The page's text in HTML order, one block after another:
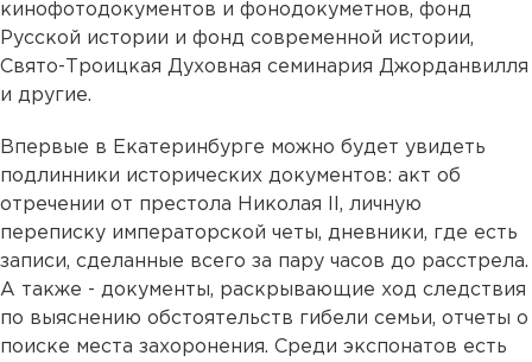
кинофотодокументов и фонодокуметнов, фонд
Русской истории и фонд современной истории,
Свято-Троицкая Духовная семинария Джорданвилля
и другие.
Впервые в Екатеринбурге можно будет увидеть
подлинники исторических документов: акт об
отречении от престола Николая II, личную
переписку императорской четы, дневники, где есть
записи, сделанные всего за пару часов до расстрела.
А также - документы, раскрывающие ход следствия
по выяснению обстоятельств гибели семьи, отчеты о
поиске места захоронения. Среди экспонатов есть